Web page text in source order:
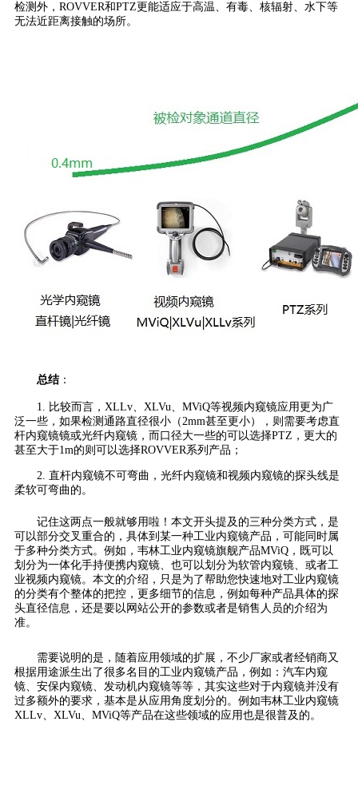
检测外，ROVVER和PTZ更能适应于高温、有毒、核辐射、水下等
无法近距离接触的场所。
总结：
1. 比较而言，XLLv、XLVu、MViQ等视频内窥镜应用更为广
泛一些，如果检测通路直径很小（2mm甚至更小），则需要考虑直
杆内窥镜镜或光纤内窥镜，而口径大一些的可以选择PTZ，更大的
甚至大于1m的则可以选择ROVVER系列产品；
2. 直杆内窥镜不可弯曲，光纤内窥镜和视频内窥镜的探头线是
柔软可弯曲的。
记住这两点一般就够用啦！本文开头提及的三种分类方式，是
可以部分交叉重合的，具体到某一种工业内窥镜产品，可能同时属
于多种分类方式。例如，韦林工业内窥镜旗舰产品MViQ，既可以
划分为一体化手持便携内窥镜、也可以划分为软管内窥镜、或者工
业视频内窥镜。本文的介绍，只是为了帮助您快速地对工业内窥镜
的分类有个整体的把控，更多细节的信息，例如每种产品具体的探
头直径信息，还是要以网站公开的参数或者是销售人员的介绍为
准。
需要说明的是，随着应用领域的扩展，不少厂家或者经销商又
根据用途派生出了很多名目的工业内窥镜产品，例如：汽车内窥
镜、安保内窥镜、发动机内窥镜等等，其实这些对于内窥镜并没有
过多额外的要求，基本是从应用角度划分的。例如韦林工业内窥镜
XLLv、XLVu、MViQ等产品在这些领域的应用也是很普及的。